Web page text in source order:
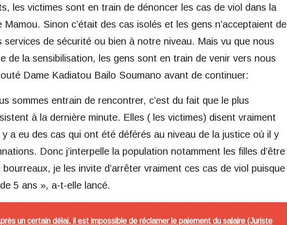
les victimes sont en train de dénoncer les cas de viol dans la
Sinon c’était des cas isolés et les gens n’acceptaient de
services de sécurité ou bien à notre niveau. Mais vu que nous
de la sensibilisation, les gens sont en train de venir vers nous
Dame Kadiatou Bailo Soumano avant de continuer:
sommes entrain de rencontrer, c’est du fait que le plus
à la dernière minute. Elles ( les victimes) disent vraiment
y a eu des cas qui ont été déférés au niveau de la justice où il y
Donc j’interpelle la population notamment les filles d’être
je les invite d’arrêter vraiment ces cas de viol puisque
5 ans », a-t-elle lancé.
un certain délai, il est impossible de réclamer le paiement du salaire (Juriste